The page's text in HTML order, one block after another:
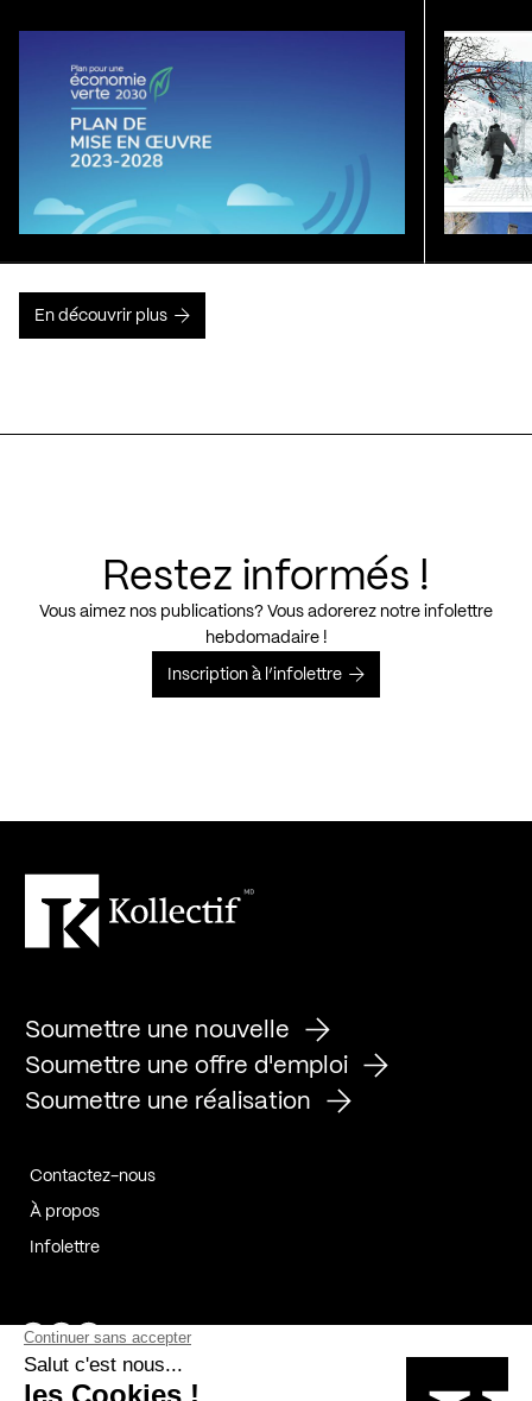
En découvrir plus
Restez informés !
Vous aimez nos publications? Vous adorerez notre infolettre
hebdomadaire !
Inscription à l’infolettre
Soumettre une nouvelle
Soumettre une offre d'emploi
Soumettre une réalisation
Contactez-nous
À propos
Infolettre
Page Facebook de Kollectif
Page Instagram de Kollectif
Page Linkedin de Kollectif